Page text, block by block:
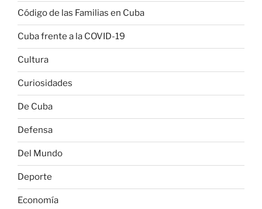
Código de las Familias en Cuba
Cuba frente a la COVID-19
Cultura
Curiosidades
De Cuba
Defensa
Del Mundo
Deporte
Economía